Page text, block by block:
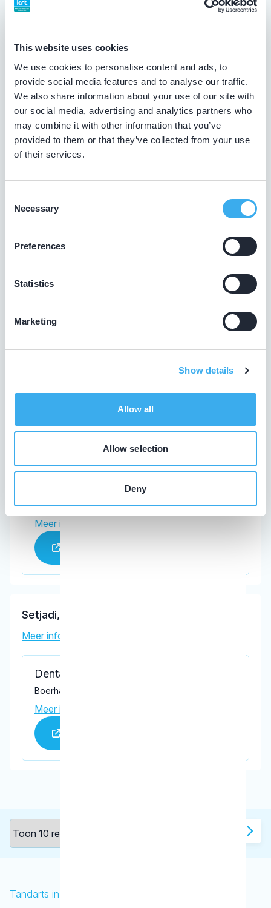
This website uses cookies
We use cookies to personalise content and ads, to
provide social media features and to analyse our traffic.
We also share information about your use of our site with
our social media, advertising and analytics partners who
may combine it with other information that you’ve
provided to them or that they’ve collected from your use
of their services.
Selection
Necessary
Preferences
Statistics
Marketing
Show details
Allow all
Allow selection
Deny
Meer informatie tandarts
Tandartspraktijk Okhuijsen
Smeepoortenbrink 20, Harderwijk 3841 EM
Meer informatie praktijk
Romero Agreda, M.C.
Vitringasingel 1, Harderwijk 3841 ET
de Rond, S.L.
Meer informatie tandarts
Dental Clinics Harderwijk Hanzestad
Boerhaavelaan 104, Harderwijk 3843 AP
Meer informatie praktijk
Setjadi, I.G.
Meer informatie tandarts
Dental Clinics Harderwijk Hanzestad
Boerhaavelaan 104, Harderwijk 3843 AP
Meer informatie praktijk
Tandarts in Harderwijk